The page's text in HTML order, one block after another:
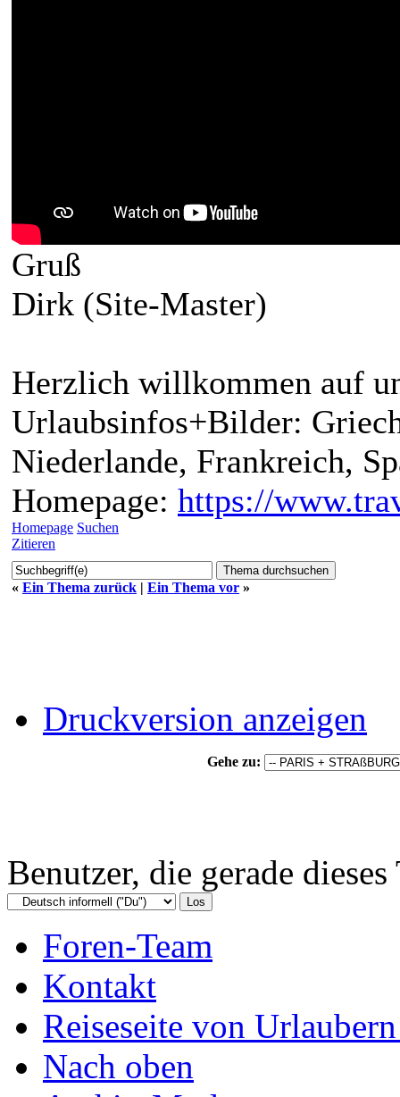
Gruß
Dirk (Site-Master)
Herzlich willkommen auf
Urlaubsinfos+Bilder:
Niederlande, Frankreich,
Homepage: https://
Homepage Suchen
Zitieren
« Ein Thema zurück | Ein Thema vor »
Druckversion anzeigen
Gehe zu:
Benutzer, die gerade
Foren-Team
Kontakt
Reiseseite von
Nach oben